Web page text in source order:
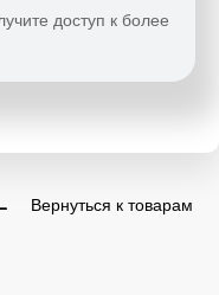
доступ к более
Вернуться к товарам